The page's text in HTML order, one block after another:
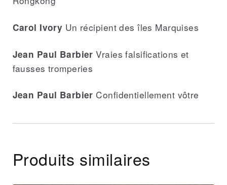
Carol Ivory Un récipient des îles Marquises
Jean Paul Barbier Vraies falsifications et
fausses tromperies
Jean Paul Barbier Confidentiellement vôtre
Produits similaires